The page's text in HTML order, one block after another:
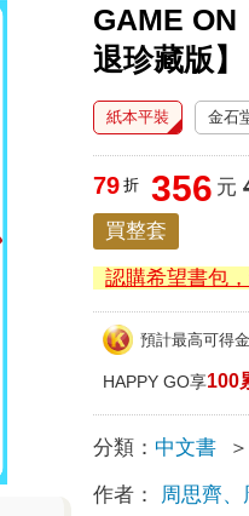
GAME ON
退珍藏版】
紙本平裝 金石
79 折 356 元
買整套
認購希望書包
預計最高可得
HAPPY GO享100
分類： 中文書 ＞
作者： 周思齊、